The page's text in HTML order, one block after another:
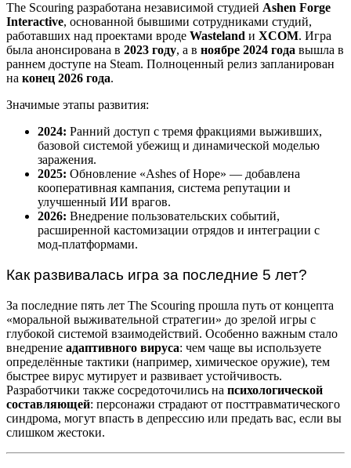
The Scouring разработана независимой студией Ashen Forge
Interactive, основанной бывшими сотрудниками студий,
работавших над проектами вроде Wasteland и XCOM. Игра
была анонсирована в 2023 году, а в ноябре 2024 года вышла в
раннем доступе на Steam. Полноценный релиз запланирован
на конец 2026 года.
Значимые этапы развития:
2024: Ранний доступ с тремя фракциями выживших,
базовой системой убежищ и динамической моделью
заражения.
2025: Обновление «Ashes of Hope» — добавлена
кооперативная кампания, система репутации и
улучшенный ИИ врагов.
2026: Внедрение пользовательских событий,
расширенной кастомизации отрядов и интеграции с
мод-платформами.
Как развивалась игра за последние 5 лет?
За последние пять лет The Scouring прошла путь от концепта
«моральной выживательной стратегии» до зрелой игры с
глубокой системой взаимодействий. Особенно важным стало
внедрение адаптивного вируса: чем чаще вы используете
определённые тактики (например, химическое оружие), тем
быстрее вирус мутирует и развивает устойчивость.
Разработчики также сосредоточились на психологической
составляющей: персонажи страдают от посттравматического
синдрома, могут впасть в депрессию или предать вас, если вы
слишком жестоки.